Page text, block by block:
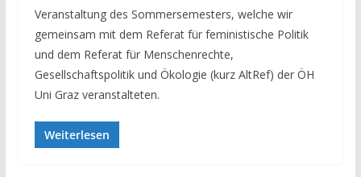
Veranstaltung des Sommersemesters, welche wir
gemeinsam mit dem Referat für feministische Politik
und dem Referat für Menschenrechte,
Gesellschaftspolitik und Ökologie (kurz AltRef) der ÖH
Uni Graz veranstalteten.
Weiterlesen